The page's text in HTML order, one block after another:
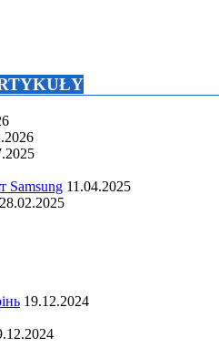
Samsung 11.04.2025
28.02.2025
19.12.2024